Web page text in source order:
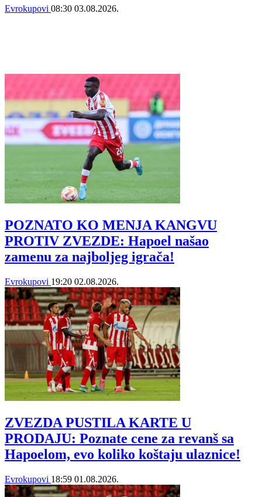
Evrokupovi 08:30 03.08.2026.
POZNATO KO MENJA KANGVU
PROTIV ZVEZDE: Hapoel našao
zamenu za najboljeg igrača!
Evrokupovi 19:20 02.08.2026.
ZVEZDA PUSTILA KARTE U
PRODAJU: Poznate cene za revanš sa
Hapoelom, evo koliko koštaju ulaznice!
Evrokupovi 18:59 01.08.2026.